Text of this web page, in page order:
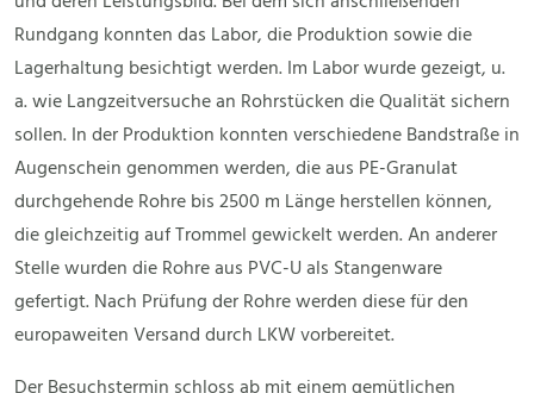
Rundgang konnten das Labor, die Produktion sowie die
Lagerhaltung besichtigt werden. Im Labor wurde gezeigt, u.
a. wie Langzeitversuche an Rohrstücken die Qualität sichern
sollen. In der Produktion konnten verschiedene Bandstraße in
Augenschein genommen werden, die aus PE-Granulat
durchgehende Rohre bis 2500 m Länge herstellen können,
die gleichzeitig auf Trommel gewickelt werden. An anderer
Stelle wurden die Rohre aus PVC-U als Stangenware
gefertigt. Nach Prüfung der Rohre werden diese für den
europaweiten Versand durch LKW vorbereitet.